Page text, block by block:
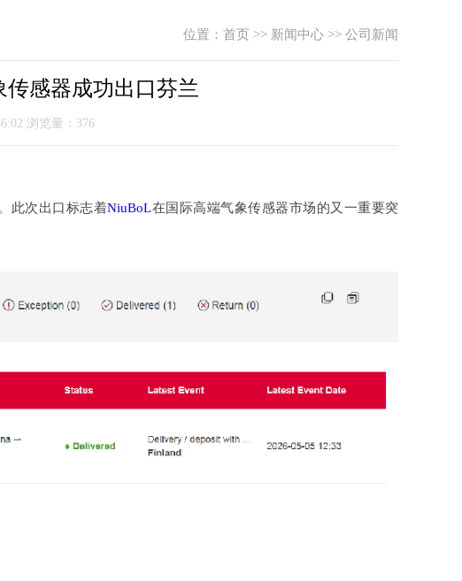
位置： 首页 >> 新闻中心 >> 公司新闻
感器成功出口芬兰
浏览量：376
此次出口标志着NiuBoL在国际高端气象传感器市场的又一重要突